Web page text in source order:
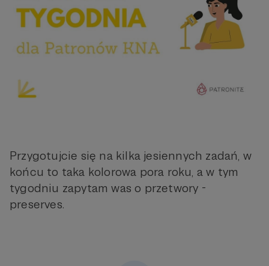
Przygotujcie się na kilka jesiennych zadań, w
końcu to taka kolorowa pora roku, a w tym
tygodniu zapytam was o przetwory -
preserves.